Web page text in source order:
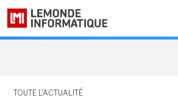
TOUTE L'ACTUALITÉ